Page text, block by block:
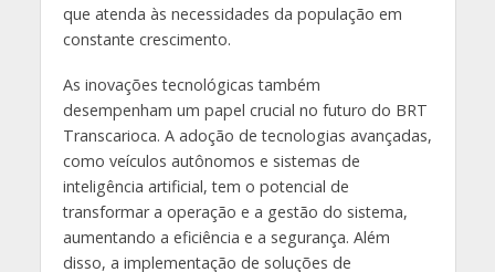
que atenda às necessidades da população em
constante crescimento.
As inovações tecnológicas também
desempenham um papel crucial no futuro do BRT
Transcarioca. A adoção de tecnologias avançadas,
como veículos autônomos e sistemas de
inteligência artificial, tem o potencial de
transformar a operação e a gestão do sistema,
aumentando a eficiência e a segurança. Além
disso, a implementação de soluções de